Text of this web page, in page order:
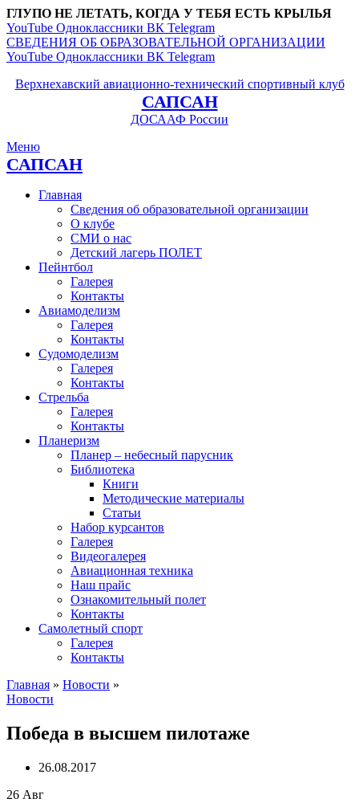
ГЛУПО НЕ ЛЕТАТЬ, КОГДА У ТЕБЯ ЕСТЬ КРЫЛЬЯ
YouTube Одноклассники ВК Telegram
СВЕДЕНИЯ ОБ ОБРАЗОВАТЕЛЬНОЙ ОРГАНИЗАЦИИ
YouTube Одноклассники ВК Telegram
Верхнехавский авиационно-технический спортивный клуб
САПСАН
ДОСААФ России
Меню
САПСАН
Главная
Сведения об образовательной организации
О клубе
СМИ о нас
Детский лагерь ПОЛЕТ
Пейнтбол
Галерея
Контакты
Авиамоделизм
Галерея
Контакты
Судомоделизм
Галерея
Контакты
Стрельба
Галерея
Контакты
Планеризм
Планер – небесный парусник
Библиотека
Книги
Методические материалы
Статьи
Набор курсантов
Галерея
Видеогалерея
Авиационная техника
Наш прайс
Ознакомительный полет
Контакты
Самолетный спорт
Галерея
Контакты
Главная » Новости »
Новости
Победа в высшем пилотаже
26.08.2017
26 Авг